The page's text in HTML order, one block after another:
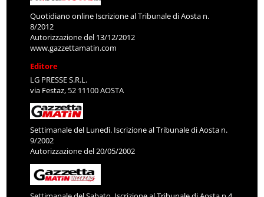
Quotidiano online Iscrizione al Tribunale di Aosta n.
8/2012
Autorizzazione del 13/12/2012
www.gazzettamatin.com
Editore
LG PRESSE S.R.L.
via Festaz, 52 11100 AOSTA
Settimanale del Lunedì. Iscrizione al Tribunale di Aosta n.
9/2002
Autorizzazione del 20/05/2002